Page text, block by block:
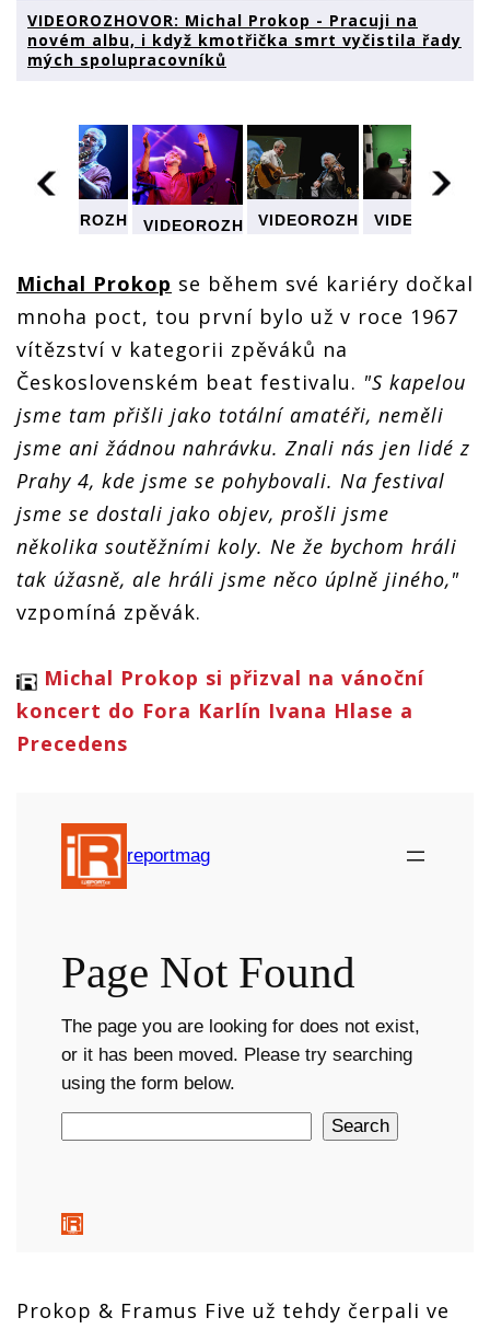
VIDEOROZHOVOR: Michal Prokop - Pracuji na
novém albu, i když kmotřička smrt vyčistila řady
mých spolupracovníků
VIDEOROZHOVOR:
Pracuji na
novém
albu, i
když
kmotřička
smrt
řady mých
spolupracovníků
VIDEOROZHOVOR:
Pracuji na
albu, i
když
kmotřička
smrt
řady mých
spolupracovníků
VIDEOROZHOVOR:
Pracuji na
albu, i
když
kmotřička
smrt
řady mých
spolupracovníků
Pracuji na
novém
albu, i
smrt
vyčistila
řady mých
Michal Prokop se během své kariéry dočkal
mnoha poct, tou první bylo už v roce 1967
vítězství v kategorii zpěváků na
Československém beat festivalu. "S kapelou
jsme tam přišli jako totální amatéři, neměli
jsme ani žádnou nahrávku. Znali nás jen lidé z
Prahy 4, kde jsme se pohybovali. Na festival
jsme se dostali jako objev, prošli jsme
několika soutěžními koly. Ne že bychom hráli
tak úžasně, ale hráli jsme něco úplně jiného,"
vzpomíná zpěvák.
Michal Prokop si přizval na vánoční
koncert do Fora Karlín Ivana Hlase a
Precedens
Prokop & Framus Five už tehdy čerpali ve